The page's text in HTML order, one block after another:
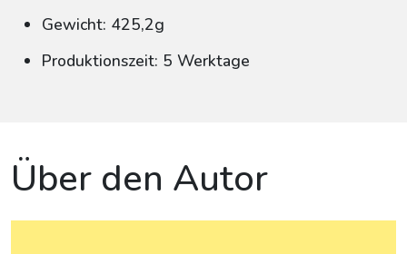
Gewicht: 425,2g
Produktionszeit: 5 Werktage
Über den Autor